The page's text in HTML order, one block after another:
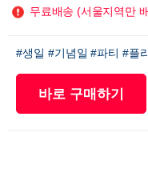
무료배송 (서울지역만
#생일 #기념일 #파티 #플
바로 구매하기